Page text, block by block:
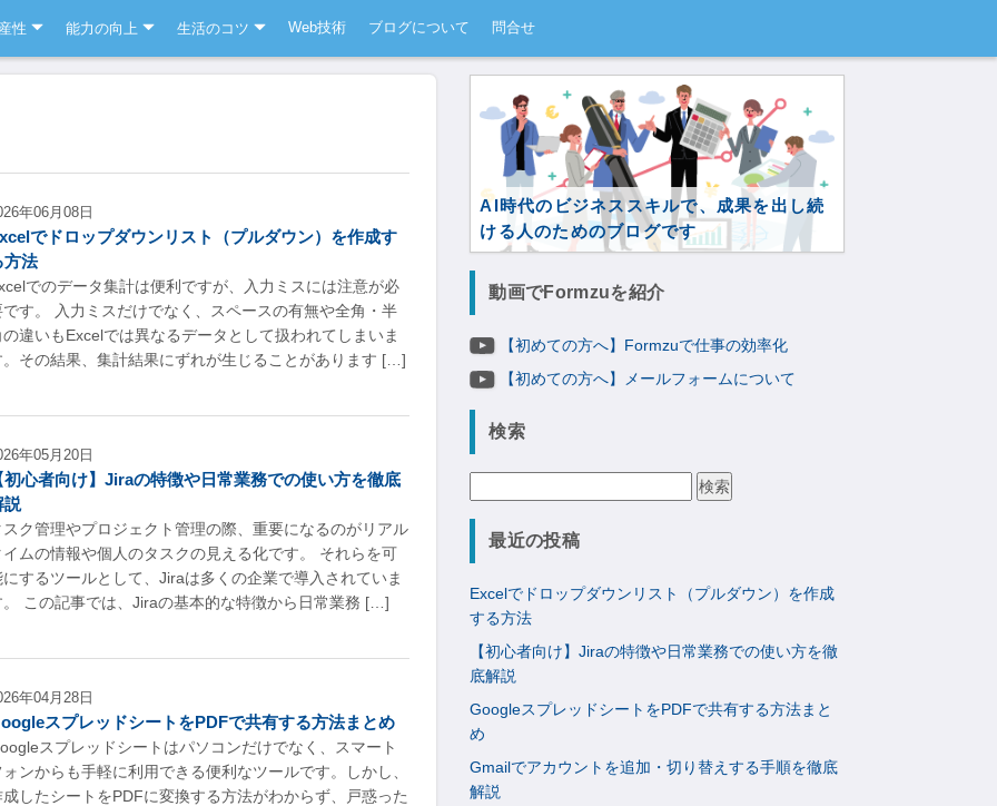
性 能力の向上 生活のコツ Web技術 ブログについて 問合せ
年06月08日
でドロップダウンリスト（プルダウン）を作成す
方法
でのデータ集計は便利ですが、入力ミスには注意が必
です。 入力ミスだけでなく、スペースの有無や全角・半
の違いもExcelでは異なるデータとして扱われてしまいま
。その結果、集計結果にずれが生じることがあります […]
年05月20日
初心者向け】Jiraの特徴や日常業務での使い方を徹底
説
スク管理やプロジェクト管理の際、重要になるのがリアル
イムの情報や個人のタスクの見える化です。 それらを可
にするツールとして、Jiraは多くの企業で導入されていま
。 この記事では、Jiraの基本的な特徴から日常業務 […]
年04月28日
スプレッドシートをPDFで共有する方法まとめ
スプレッドシートはパソコンだけでなく、スマート
ォンからも手軽に利用できる便利なツールです。しかし、
成したシートをPDFに変換する方法がわからず、戸惑った
AI時代のビジネススキルで、成果を出し続
ける人のためのブログです
動画でFormzuを紹介
【初めての方へ】Formzuで仕事の効率化
【初めての方へ】メールフォームについて
検索
最近の投稿
Excelでドロップダウンリスト（プルダウン）を作成
する方法
【初心者向け】Jiraの特徴や日常業務での使い方を徹
底解説
GoogleスプレッドシートをPDFで共有する方法まと
め
Gmailでアカウントを追加・切り替えする手順を徹底
解説